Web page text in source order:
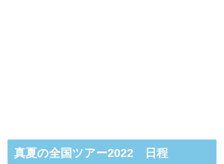
真夏の全国ツアー2022 日程